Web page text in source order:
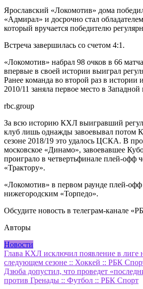
Ярославский «Локомотив» дома
«Адмирал» и досрочно стал
который вручается победителю
Встреча завершилась со счетом 4:1.
«Локомотив» набрал 98 очков в 66
впервые в своей истории выиграл
Ранее команда во второй раз в истории
2010/11 заняла первое место в
rbc.group
За всю историю КХЛ выигравший
клуб лишь однажды завоевывал потом
сезоне 2018/19 это удалось ЦСКА. В
московское «Динамо», завоевавшее
проиграло в четвертьфинале плей-офф
«Трактору».
«Локомотив» в первом раунде плей-офф
нижегородским «Торпедо».
Обсудите новость в телеграм-канале
Авторы
Новости
Навигация
по
записям
Глава КХЛ исключил появление в лиге
следующем сезоне :: Хоккей :: РБК
Дзюба допустил, что проведет
против Гренады :: Футбол :: РБК Спорт